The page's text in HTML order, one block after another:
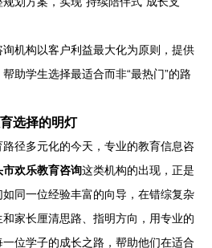
询机构以客户利益最大化为原则，提供
助学生选择最适合而非“最热门”的路
选择的明灯
径多元化的今天，专业的教育信息咨
市欢乐教育咨询这类机构的出现，正是
同一位经验丰富的向导，在错综复杂
家长厘清思路、指明方向，用专业的
位学子的成长之路，帮助他们在适合